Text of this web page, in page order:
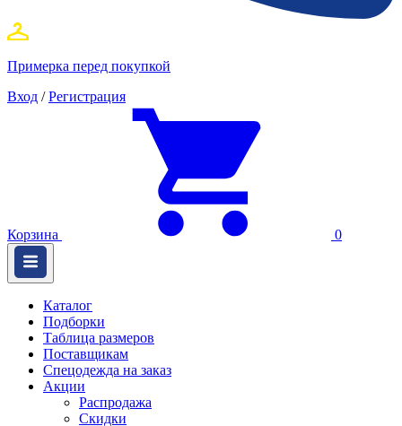
Примерка перед покупкой
Вход / Регистрация
Корзина 0
Каталог
Подборки
Таблица размеров
Поставщикам
Спецодежда на заказ
Акции
Распродажа
Скидки